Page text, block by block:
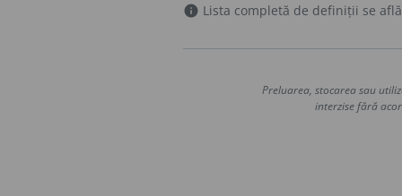
info Lista completă de definiții se
Preluarea, stocarea sau
interzise fără